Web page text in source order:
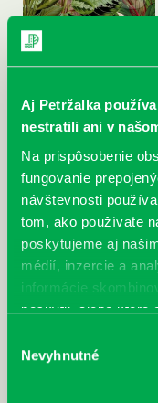
Aj Petržalka
nestratili ani v
Na prispôsobenie
fungovanie
návštevnosti
tom, ako používate
poskytujeme aj
médií, inzercie a
informácie
poskytli, alebo ktoré
súhlasu
Nevyhnutné
McGrath, Andy: Tadej